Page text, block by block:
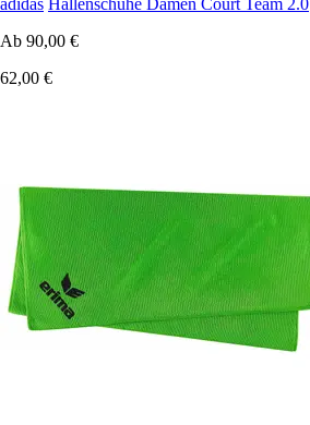
adidas Hallenschuhe Damen Court Team 2.0
Ab 90,00 €
62,00 €